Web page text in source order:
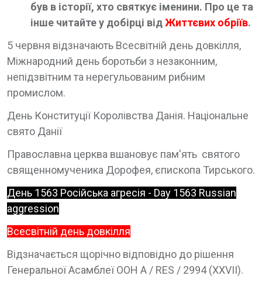
був в історії, хто святкує іменини. Про це та
інше читайте у добірці відЖиттєвих обріїв.
5 червня відзначають Всесвітній день довкілля,
Міжнародний день боротьби з незаконним,
непідзвітним та нерегульованим рибним
промислом.
День Конституції Королівства Данія. Національне
свято Данії
Православна церква вшановує пам'ять святого
священномученика Дорофея, єпископа Тирського.
День 1563 Російська агресія - Day 1563 Russian
aggression
Всесвітній день довкілля
Відзначається щорічно відповідно до рішення
Генеральної Асамблеї ООН A / RES / 2994 (ХХVІІ).